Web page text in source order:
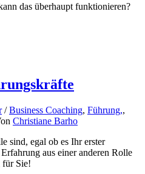
das überhaupt funktionieren?
/Business Coaching, Führung,,
Christiane Barho
sind, egal ob es Ihr erster
aus einer anderen Rolle
für Sie!